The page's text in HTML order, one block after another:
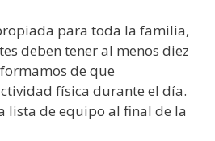
para toda la familia,
deben tener al menos diez
de que
física durante el día.
lista de equipo al final de la